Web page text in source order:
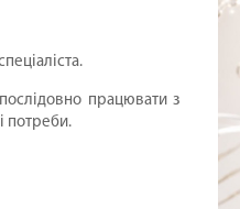
працювати з
потреби.